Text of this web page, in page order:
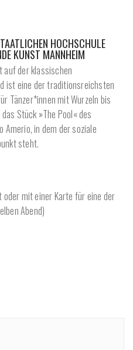
HOCHSCHULE
KUNST MANNHEIM
auf der klassischen
ist eine der traditionsreichsten
Tänzer*innen mit Wurzeln bis
Stück »The Pool« des
in dem der soziale
steht.
oder mit einer Karte für eine der
Abend)